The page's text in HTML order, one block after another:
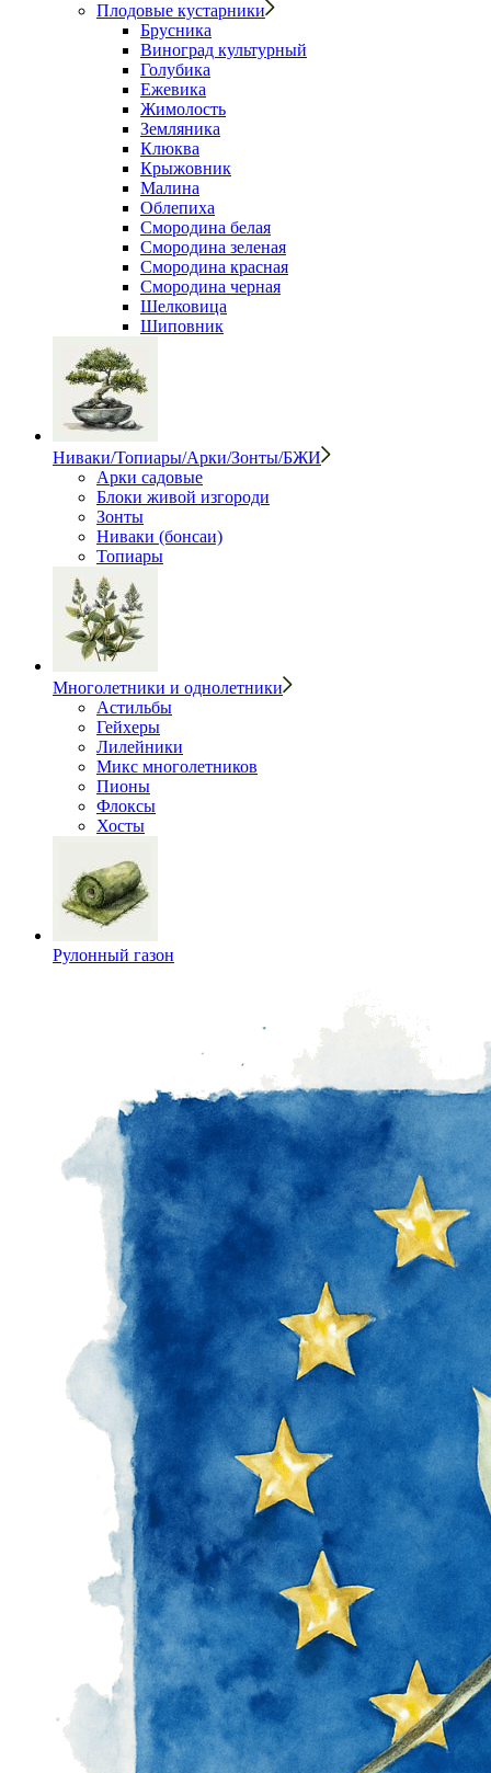
Плодовые кустарники
Брусника
Виноград культурный
Голубика
Ежевика
Жимолость
Земляника
Клюква
Крыжовник
Малина
Облепиха
Смородина белая
Смородина зеленая
Смородина красная
Смородина черная
Шелковица
Шиповник
Ниваки/Топиары/Арки/Зонты/БЖИ
Арки садовые
Блоки живой изгороди
Зонты
Ниваки (бонсаи)
Топиары
Многолетники и однолетники
Астильбы
Гейхеры
Лилейники
Микс многолетников
Пионы
Флоксы
Хосты
Рулонный газон